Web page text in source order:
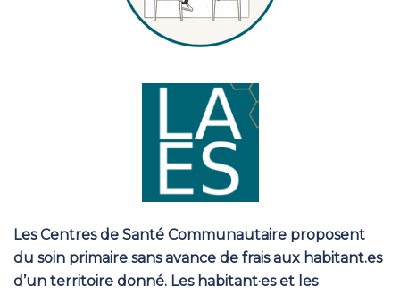
Les Centres de Santé Communautaire proposent
du soin primaire sans avance de frais aux habitant.es
d’un territoire donné. Les habitant·es et les